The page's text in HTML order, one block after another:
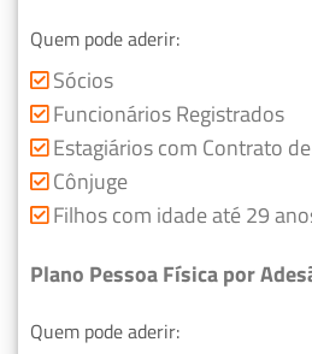
Quem pode aderir:
Sócios
Funcionários Registrados
Estagiários com Contrato
Cônjuge
Filhos com idade até 29
Plano Pessoa Física por
Quem pode aderir: